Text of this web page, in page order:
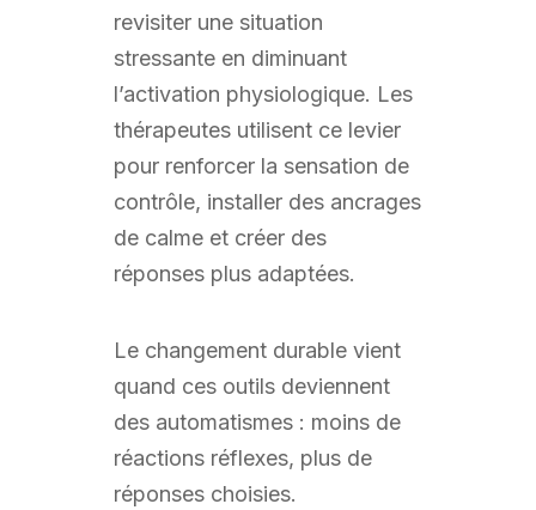
revisiter une situation
stressante en diminuant
l’activation physiologique. Les
thérapeutes utilisent ce levier
pour renforcer la sensation de
contrôle, installer des ancrages
de calme et créer des
réponses plus adaptées.
Le changement durable vient
quand ces outils deviennent
des automatismes : moins de
réactions réflexes, plus de
réponses choisies.